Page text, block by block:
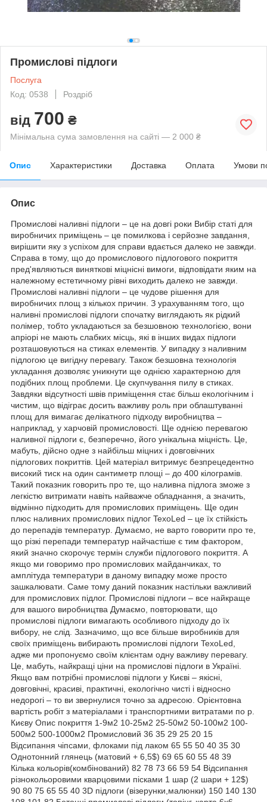
Промислові підлоги
Послуга
Код: 0538
Роздріб
від 700 ₴
Мінімальна сума замовлення на сайті — 2 000 ₴
Опис Характеристики Доставка Оплата Умови
Опис
Промислові наливні підлоги – це на довгі роки Вибір статі для
виробничих приміщень – це помилкова і серйозне завдання,
вирішити яку з успіхом для справи вдається далеко не завжди.
Справа в тому, що до промислового підлогового покриття
пред'являються виняткові міцнісні вимоги, відповідати яким на
належному естетичному рівні виходить далеко не завжди.
Промислові наливні підлоги – це чудове рішення для
виробничих площ з кількох причин. З урахуванням того, що
наливні промислові підлоги спочатку виглядають як рідкий
полімер, тобто укладаються за безшовною технологією, вони
апріорі не мають слабких місць, які в інших видах підлоги
розташовуються на стиках елементів. У випадку з наливним
підлогою це вигідну перевагу. Також безшовна технологія
укладання дозволяє уникнути ще однією характерною для
подібних площ проблеми. Це скупчування пилу в стиках.
Завдяки відсутності швів приміщення стає більш екологічним і
чистим, що відіграє досить важливу роль при облаштуванні
площ для вимагає делікатного підходу виробництва –
наприклад, у харчовій промисловості. Ще однією перевагою
наливної підлоги є, безперечно, його унікальна міцність. Це,
мабуть, дійсно одне з найбільш міцних і довговічних
підлогових покриттів. Цей матеріал витримує безпрецедентно
високий тиск на один сантиметр площі – до 400 кілограмів.
Такий показник говорить про те, що наливна підлога зможе з
легкістю витримати навіть найважче обладнання, а значить,
відмінно підходить для промислових приміщень. Ще один
плюс наливних промислових підлог TexoLed – це їх стійкість
до перепадів температур. Думаємо, не варто говорити про те,
що різкі перепади температур найчастіше є тим фактором,
який значно скорочує термін служби підлогового покриття. А
якщо ми говоримо про промислових майданчиках, то
амплітуда температури в даному випадку може просто
зашкалювати. Саме тому даний показник настільки важливий
для промислових підлог. Промислові підлоги – все найкраще
для вашого виробництва Думаємо, повторювати, що
промислові підлоги вимагають особливого підходу до їх
вибору, не слід. Зазначимо, що все більше виробників для
своїх приміщень вибирають промислові підлоги TexoLed,
адже ми пропонуємо своїм клієнтам одну важливу перевагу.
Це, мабуть, найкращі ціни на промислові підлоги в Україні.
Якщо вам потрібні промислові підлоги у Києві – якісні,
довговічні, красиві, практичні, екологічно чисті і відносно
недорогі – то ви звернулися точно за адресою. Орієнтовна
вартість робіт з матеріалами і транспортними витратами по р.
Києву Опис покриття 1-9м2 10-25м2 25-50м2 50-100м2 100-
500м2 500-1000м2 Промисловий 36 35 29 25 20 15
Відсипання чіпсами, флоками під лаком 65 55 50 40 35 30
Однотонний глянець (матовий + 6,5$) 69 65 60 55 48 39
Кілька кольорів(комбінований) 82 78 73 66 59 54 Відсипання
різнокольоровими кварцовими пісками 1 шар (2 шари + 12$)
90 80 75 65 55 40 3D підлоги (візерунки,малюнки) 150 140 130